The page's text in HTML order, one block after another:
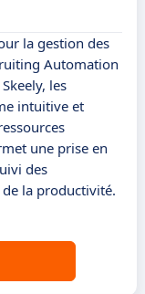
la gestion des
Automation
les
intuitive et
une prise en
des
la productivité.